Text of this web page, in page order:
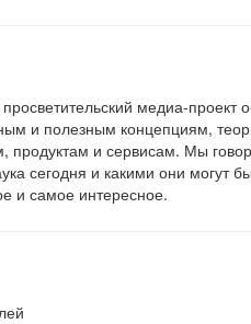
медиа-проект
и полезным концепциям,
продуктам и сервисам. Мы
сегодня и какими они могут
и самое интересное.